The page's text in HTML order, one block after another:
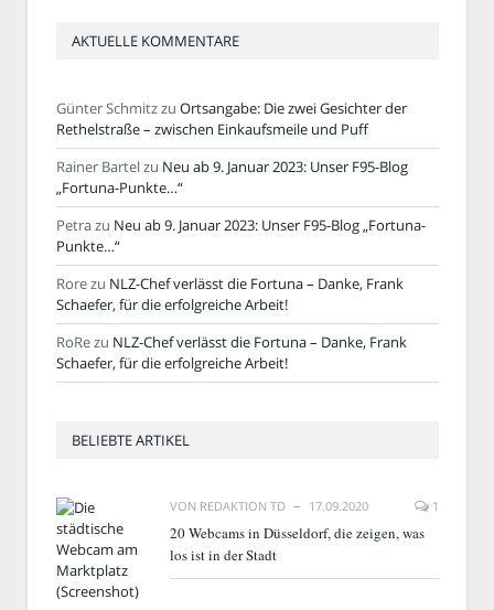
AKTUELLE KOMMENTARE
Günter Schmitzzu Ortsangabe: Die zwei Gesichter der
Rethelstraße – zwischen Einkaufsmeile und Puff
Rainer Bartelzu Neu ab 9. Januar 2023: Unser F95-Blog
„Fortuna-Punkte…“
Petrazu Neu ab 9. Januar 2023: Unser F95-Blog „Fortuna-
Punkte…“
Rorezu NLZ-Chef verlässt die Fortuna – Danke, Frank
Schaefer, für die erfolgreiche Arbeit!
RoRezu NLZ-Chef verlässt die Fortuna – Danke, Frank
Schaefer, für die erfolgreiche Arbeit!
BELIEBTE ARTIKEL
VON REDAKTION TD 17.09.2020 1
20 Webcams in Düsseldorf, die zeigen, was
los ist in der Stadt